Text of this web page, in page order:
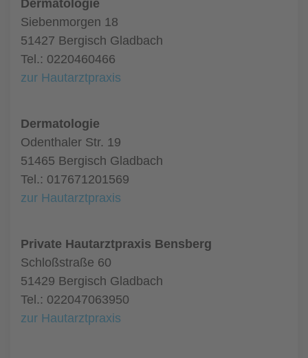
Dermatologie
Siebenmorgen 18
51427 Bergisch Gladbach
Tel.: 0220460466
zur Hautarztpraxis
Dermatologie
Odenthaler Str. 19
51465 Bergisch Gladbach
Tel.: 017671201569
zur Hautarztpraxis
Private Hautarztpraxis Bensberg
Schloßstraße 60
51429 Bergisch Gladbach
Tel.: 022047063950
zur Hautarztpraxis